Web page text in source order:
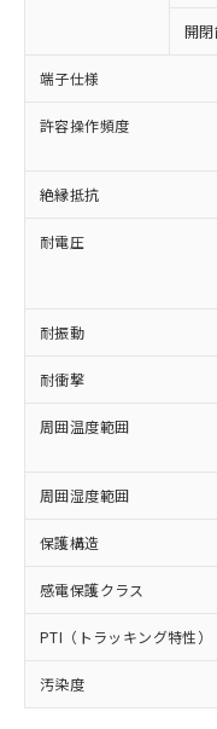
開
端子仕様
許容操作頻度
絶縁抵抗
耐電圧
耐振動
耐衝撃
周囲温度範囲
周囲湿度範囲
保護構造
感電保護クラス
PTI（トラッキング特性）
汚染度
以下の条件を
ご利用ください
本サー
商品の
当社制
本サー
ことを
在庫状
記載し
タに基
覧され
準価格
正式な
様のお
ムロン
オムロ
ください。
在庫状
事前の承
マイパ
対応予定なし
非含有に非対
定はありません
調査・確認中
非含有の対応
非該当品：ラ
害物質有無と
いたものが、
むを得ず変更
六価クロム
類(PBB)
(PBDE) 1000ppm
ル) (DEHP)(別名
ルベンジル（
（DBP）
(DIBP) 1000ppm以
フタル酸エステル
図的な使用がない
※2 対応予定
部品在庫の切
月が前後する
※1 中国
「○」：最大
基準値以下で
「×」：最大
基準値を超え
「－」：未確
*中国RoHS10物
Pb(鉛) :1000ppm
Cr(Ⅵ)(六価クロム
ニル類) : 1000ppm
DBP(フタル酸ジ
イソブチル) :
ル) : 1000ppm、
DEHP(フタル酸
※2 環境保護
「ｅ」：有害
準値以下であ
「10」：通
質が外部に漏
当社は
為替お
（以下｢
または
国政府
可)を取
当社は
全に破
いよう
ル、化
武器並
使用いた
当社は
場合は、
該第三
販売先
法に輸出
○ 一
一
在
い
た
機
認く
受